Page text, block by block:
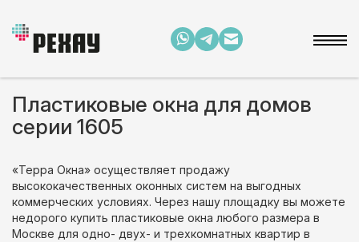
Пластиковые окна для домов
серии 1605
«Терра Окна» осуществляет продажу
высококачественных оконных систем на выгодных
коммерческих условиях. Через нашу площадку вы можете
недорого купить пластиковые окна любого размера в
Москве для одно- двух- и трехкомнатных квартир в